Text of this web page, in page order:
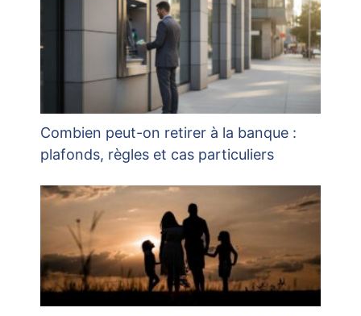
Combien peut-on retirer à la banque :
plafonds, règles et cas particuliers